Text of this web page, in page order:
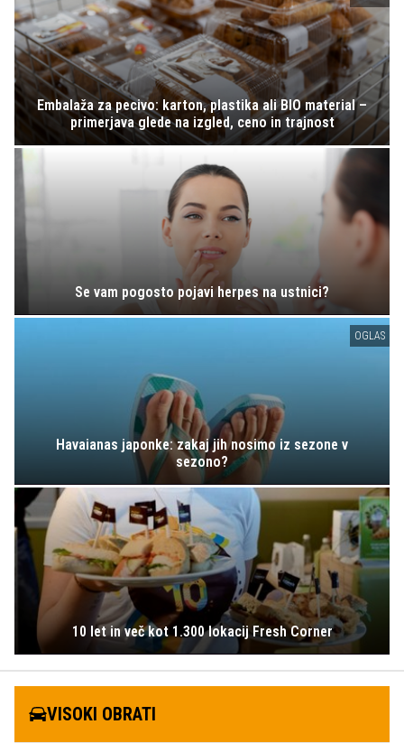
Embalaža za pecivo: karton, plastika ali BIO material –
primerjava glede na izgled, ceno in trajnost
Se vam pogosto pojavi herpes na ustnici?
OGLAS
Havaianas japonke: zakaj jih nosimo iz sezone v
sezono?
10 let in več kot 1.300 lokacij Fresh Corner
VISOKI OBRATI